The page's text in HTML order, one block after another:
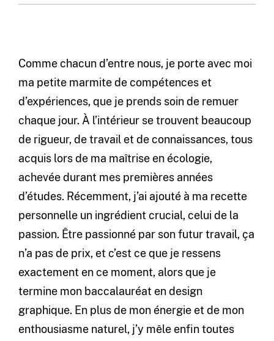
Comme chacun d’entre nous, je porte avec moi
ma petite marmite de compétences et
d’expériences, que je prends soin de remuer
chaque jour. À l’intérieur se trouvent beaucoup
de rigueur, de travail et de connaissances, tous
acquis lors de ma maîtrise en écologie,
achevée durant mes premières années
d’études. Récemment, j’ai ajouté à ma recette
personnelle un ingrédient crucial, celui de la
passion. Être passionné par son futur travail, ça
n’a pas de prix, et c’est ce que je ressens
exactement en ce moment, alors que je
termine mon baccalauréat en design
graphique. En plus de mon énergie et de mon
enthousiasme naturel, j’y mêle enfin toutes